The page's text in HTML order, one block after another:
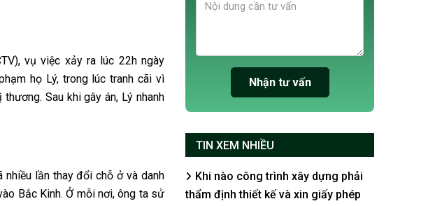
vụ việc xảy ra lúc 22h ngày
họ Lý, trong lúc tranh cãi vì
Sau khi gây án, Lý nhanh
lần thay đổi chỗ ở và danh
Bắc Kinh. Ở mỗi nơi, ông ta sử
TIN XEM NHIỀU
Khi nào công trình xây dựng phải
thẩm định thiết kế và xin giấy phép